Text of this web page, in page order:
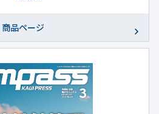
商品ページ